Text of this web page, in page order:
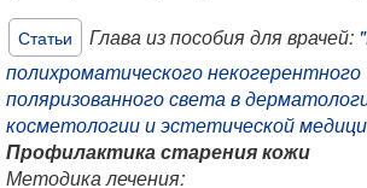
Статьи Глава из пособия для врачей:
полихроматического некогерентного
поляризованного света в
косметологии и эстетической
Профилактика старения кожи
Методика лечения: